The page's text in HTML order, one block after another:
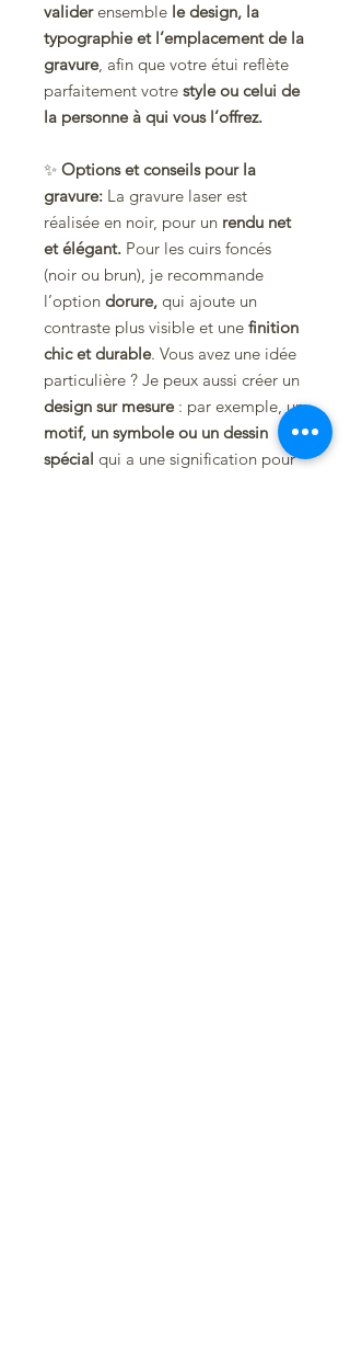
validerensemble le design, la
typographie et l’emplacement de la
gravure, afin que votre étui reflète
parfaitement votre style ou celui de
la personne à qui vous l’offrez.
✨ Options et conseils pour la
gravure: La gravure laser est
réalisée en noir, pour un rendu net
et élégant. Pour les cuirs foncés
(noir ou brun), je recommande
l’option dorure, qui ajoute un
contraste plus visible et une finition
chic et durable. Vous avez une idée
particulière ? Je peux aussi créer un
design sur mesure: par exemple, un
motif, un symbole ou un dessin
spécial qui a une signification pour